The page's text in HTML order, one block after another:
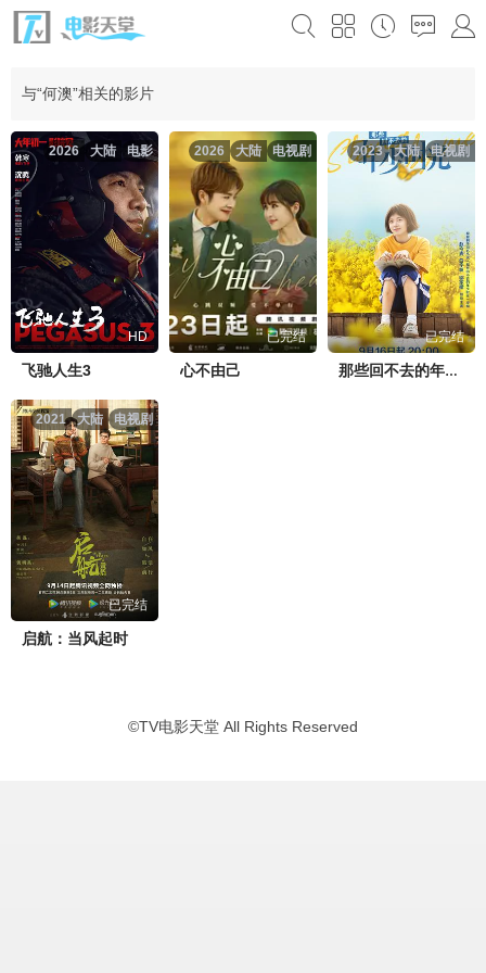
与“何澳”相关的影片
电影
大陆
2026
HD
飞驰人生3
电视剧
大陆
2026
已完结
心不由己
电视剧
大陆
2023
已完结
那些回不去的年少时光
电视剧
大陆
2021
已完结
启航：当风起时
©TV电影天堂 All Rights Reserved